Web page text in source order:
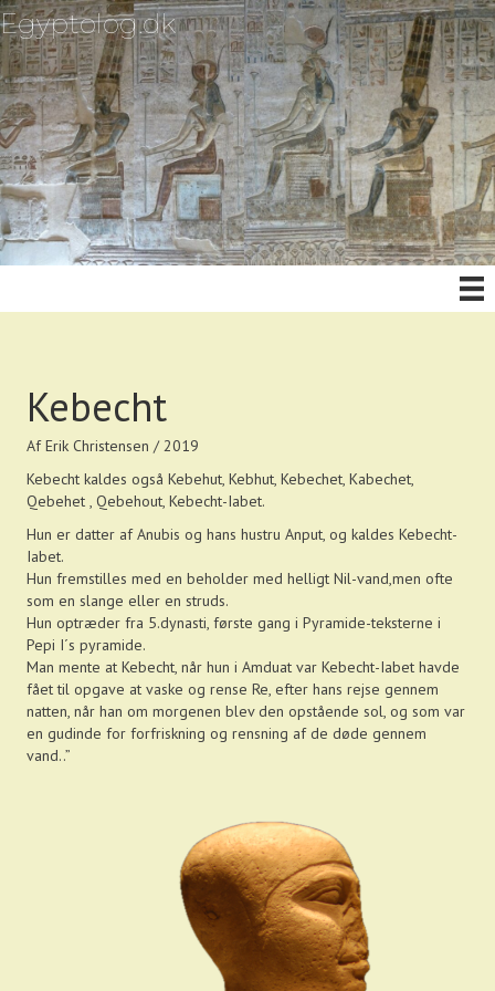
Egyptolog.dk
Kebecht
Af Erik Christensen / 2019
Kebecht kaldes også Kebehut, Kebhut, Kebechet, Kabechet,
Qebehet , Qebehout, Kebecht-Iabet.
Hun er datter af Anubis og hans hustru Anput, og kaldes Kebecht-
Iabet.
Hun fremstilles med en beholder med helligt Nil-vand,men ofte
som en slange eller en struds.
Hun optræder fra 5.dynasti, første gang i Pyramide-teksterne i
Pepi I´s pyramide.
Man mente at Kebecht, når hun i Amduat var Kebecht-Iabet havde
fået til opgave at vaske og rense Re, efter hans rejse gennem
natten, når han om morgenen blev den opstående sol, og som var
en gudinde for forfriskning og rensning af de døde gennem
vand..”